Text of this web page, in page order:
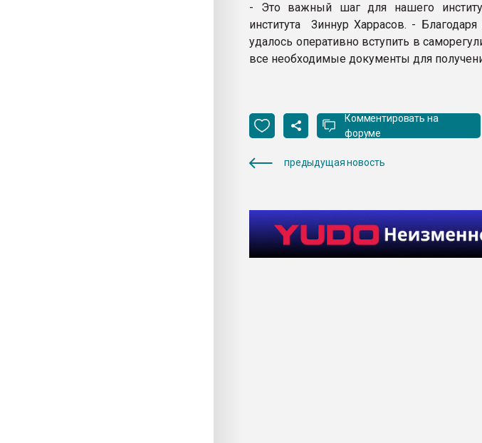
- Это важный шаг для нашего
института Зиннур Харрасов. -
удалось оперативно вступить в
все необходимые документы для
Комментировать на
форуме
предыдущая новость